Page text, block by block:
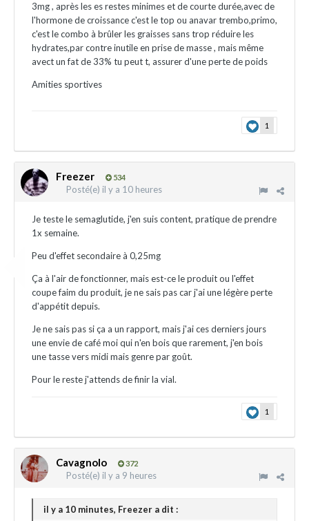
3mg , après les es restes minimes et de courte durée,avec de
l'hormone de croissance c'est le top ou anavar trembo,primo,
c'est le combo à brûler les graisses sans trop réduire les
hydrates,par contre inutile en prise de masse , mais même
avect un fat de 33% tu peut t, assurer d'une perte de poids
Amities sportives
1
Freezer 534
Posté(e) il y a 10 heures
Je teste le semaglutide, j'en suis content, pratique de prendre
1x semaine.
Peu d'effet secondaire à 0,25mg
Ça à l'air de fonctionner, mais est-ce le produit ou l'effet
coupe faim du produit, je ne sais pas car j'ai une légère perte
d'appétit depuis.
Je ne sais pas si ça a un rapport, mais j'ai ces derniers jours
une envie de café moi qui n'en bois que rarement, j'en bois
une tasse vers midi mais genre par goût.
Pour le reste j'attends de finir la vial.
1
Cavagnolo 372
Posté(e) il y a 9 heures
il y a 10 minutes, Freezer a dit :